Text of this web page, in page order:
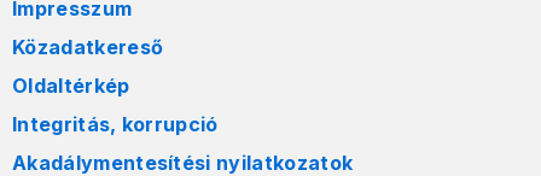
Impresszum
Közadatkereső
Oldaltérkép
Integritás, korrupció
Akadálymentesítési nyilatkozatok